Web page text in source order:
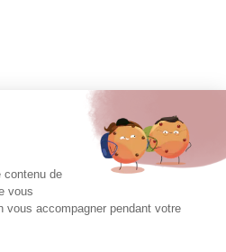
contenu de
vous
vous accompagner pendant votre